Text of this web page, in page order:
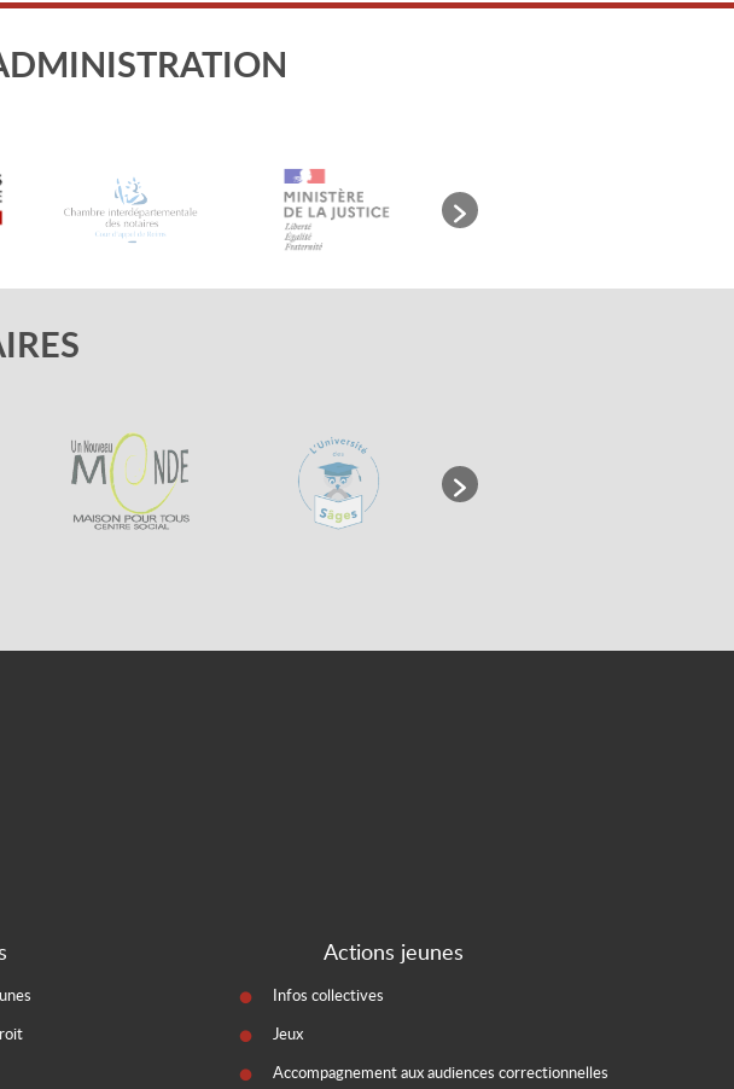
Actions jeunes
Infos collectives
Jeux
Accompagnement aux audiences correctionnelles